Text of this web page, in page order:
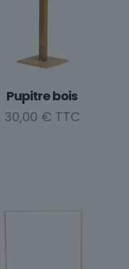
Pupitre bois
30,00 €